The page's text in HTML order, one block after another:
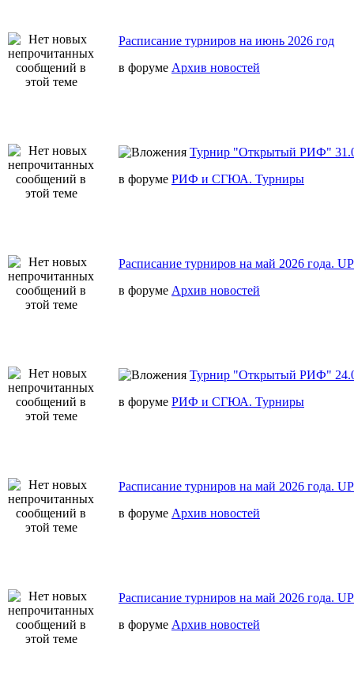
Расписание турниров на июнь 2026 год
в форуме Архив новостей
Турнир "Открытый РИФ"
в форуме РИФ и СГЮА. Турниры
Расписание турниров на май 2026 года.
в форуме Архив новостей
Турнир "Открытый РИФ"
в форуме РИФ и СГЮА. Турниры
Расписание турниров на май 2026 года.
в форуме Архив новостей
Расписание турниров на май 2026 года.
в форуме Архив новостей